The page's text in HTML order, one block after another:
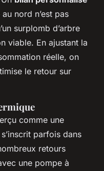
nord n’est pas
surplomb d’arbre
viable. En ajustant la
réelle, on
le retour sur
comme une
parfois dans
retours
une pompe à